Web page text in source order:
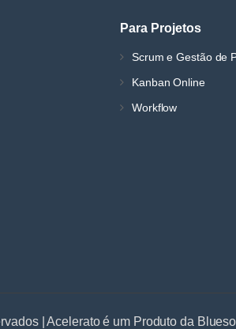
Para Projetos
Scrum e Gestão de
Kanban Online
Workflow
| Acelerato é um Produto da